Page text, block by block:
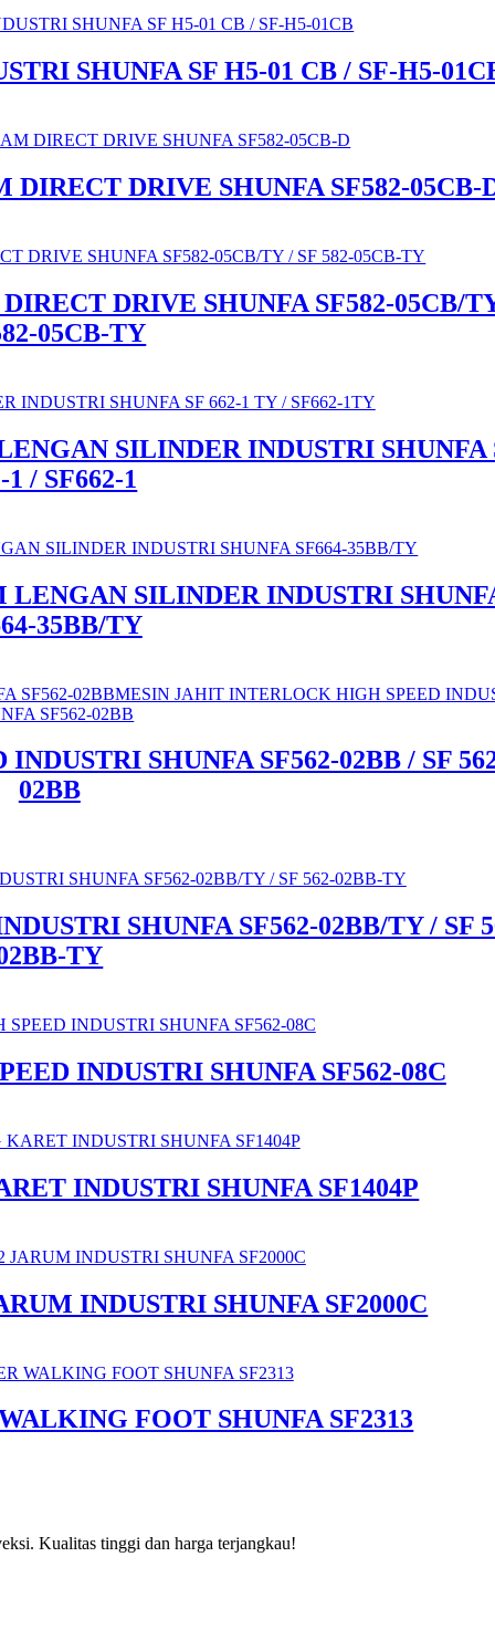
SHUNFA SF H5-01 CB / SF-H5-
DRIVE SHUNFA SF582-05CB-
DRIVE SHUNFA SF582-05CB/
05CB-TY
SILINDER INDUSTRI SHUNFA
1 / SF662-1
SILINDER INDUSTRI
35BB/TY
SHUNFA SF562-02BB / SF
02BB
SHUNFA SF562-02BB/TY / SF
TY
INDUSTRI SHUNFA SF562-08C
INDUSTRI SHUNFA SF1404P
INDUSTRI SHUNFA SF2000C
FOOT SHUNFA SF2313
Kualitas tinggi dan harga terjangkau!